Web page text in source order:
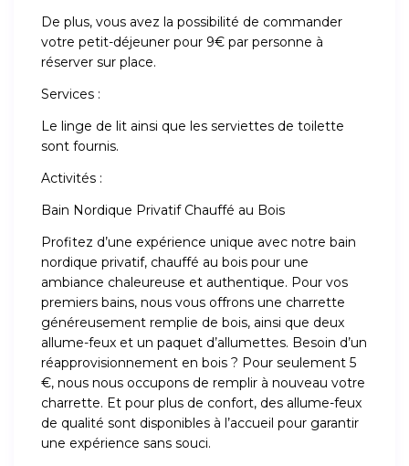
De plus, vous avez la possibilité de commander
votre petit-déjeuner pour 9€ par personne à
réserver sur place.
Services :
Le linge de lit ainsi que les serviettes de toilette
sont fournis.
Activités :
Bain Nordique Privatif Chauffé au Bois
Profitez d’une expérience unique avec notre bain
nordique privatif, chauffé au bois pour une
ambiance chaleureuse et authentique. Pour vos
premiers bains, nous vous offrons une charrette
généreusement remplie de bois, ainsi que deux
allume-feux et un paquet d’allumettes. Besoin d’un
réapprovisionnement en bois ? Pour seulement 5
€, nous nous occupons de remplir à nouveau votre
charrette. Et pour plus de confort, des allume-feux
de qualité sont disponibles à l’accueil pour garantir
une expérience sans souci.